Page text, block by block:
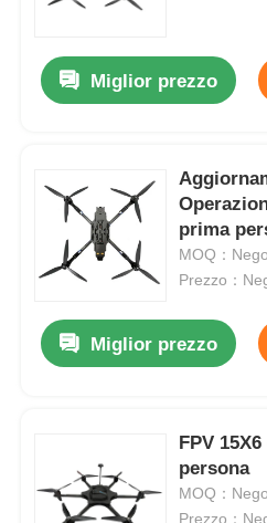
Visita alla fabbrica
CONTATTACI
Casi
Richiedi un preventivo
droni industriali
Miglior prezzo
prima
MOQ：
Prezzo：
Miglior prezzo
FPV
persona
MOQ：
Prezzo：